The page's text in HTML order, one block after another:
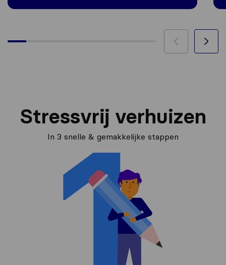
Stressvrij verhuizen
In 3 snelle & gemakkelijke stappen